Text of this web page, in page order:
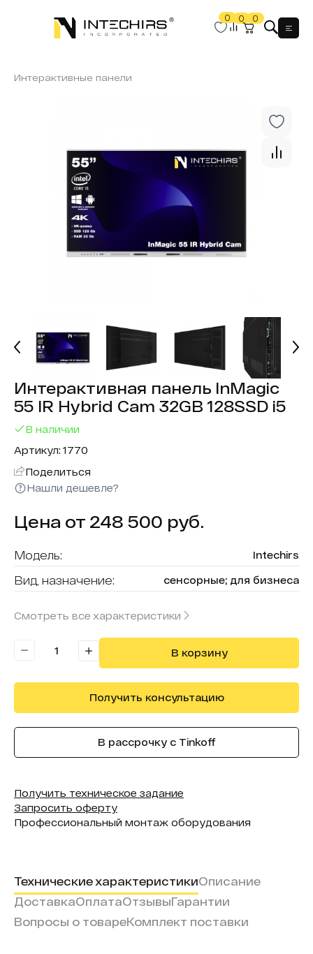
0 0 0
Интерактивные панели
Интерактивная панель InMagic
55 IR Hybrid Cam 32GB 128SSD i5
В наличии
Артикул: 1770
Поделиться
Нашли дешевле?
Цена от 248 500 руб.
Модель: Intechirs
Вид, назначение: сенсорные; для бизнеса
Смотреть все характеристики
В корзину
Получить консультацию
В рассрочку с Tinkoff
Получить техническое задание
Запросить оферту
Профессиональный монтаж оборудования
Технические характеристикиОписание
ДоставкаОплатаОтзывыГарантии
Вопросы о товареКомплект поставки